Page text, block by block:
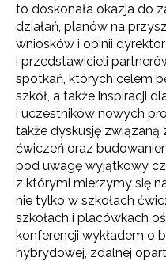
to doskonała okazja do
działań, planów na
wniosków i opinii
i przedstawicieli
spotkań, których celem
szkół, a także inspiracji
i uczestników nowych
także dyskusję związaną
ćwiczeń oraz
pod uwagę wyjątkowy
z którymi mierzymy się
nie tylko w szkołach
szkołach i placówkach
konferencji wykładem o
hybrydowej, zdalnej